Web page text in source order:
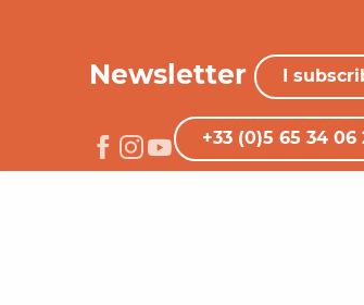
Newsletter I
+33 (0)5 65 34 06